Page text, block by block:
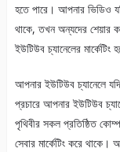
হতে পারে। আপনার ভিডিও
থাকে, তখন অন্যদের শেয়ার
ইউটিউব চ্যানেলের
আপনার ইউটিউব চ্যানেলে
প্রচারে আপনার ইউটিউব
পৃথিবীর সকল প্রতিষ্ঠিত
সেবার মার্কেটিং করে